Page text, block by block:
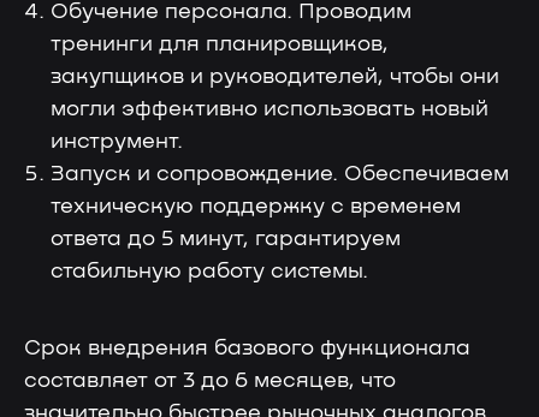
Обучение персонала. Проводим
тренинги для планировщиков,
закупщиков и руководителей, чтобы они
могли эффективно использовать новый
инструмент.
Запуск и сопровождение. Обеспечиваем
техническую поддержку с временем
ответа до 5 минут, гарантируем
стабильную работу системы.
Срок внедрения базового функционала
составляет от 3 до 6 месяцев, что
100+ кейсов
Примеры реальных проектов
Учебные материалы